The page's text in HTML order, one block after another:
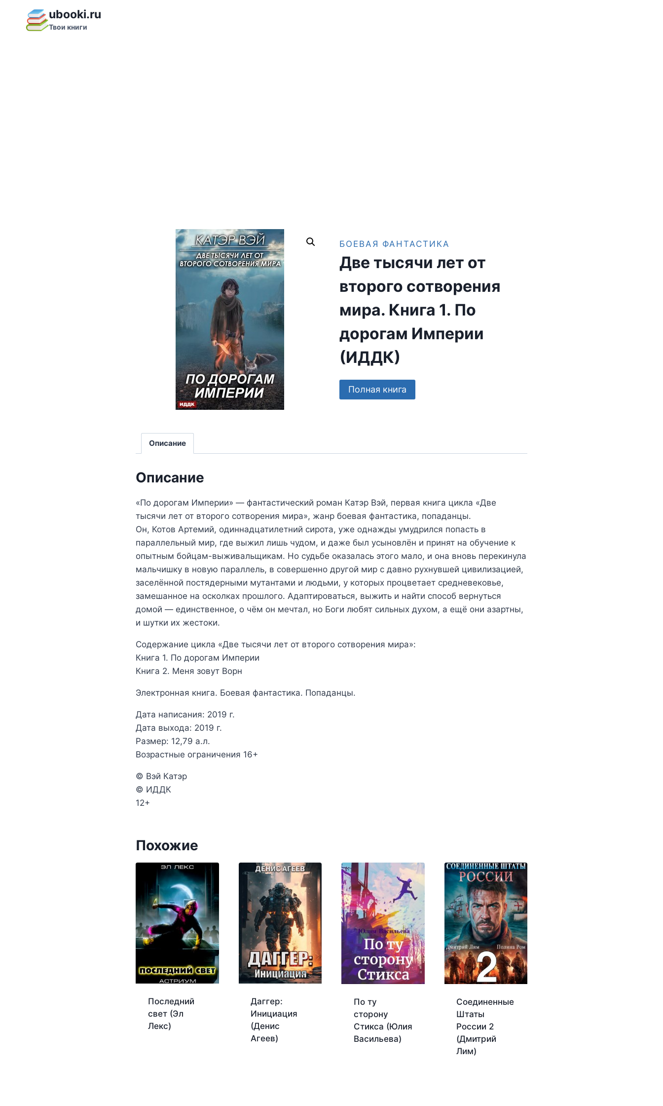
содержимому
ubooki.ru
Твои книги
БОЕВАЯ ФАНТАСТИКА
Две тысячи лет от
второго сотворения
мира. Книга 1. По
дорогам Империи
(ИДДК)
Полная книга
Описание
Описание
«По дорогам Империи» — фантастический роман Катэр Вэй, первая книга цикла «Две
тысячи лет от второго сотворения мира», жанр боевая фантастика, попаданцы.
Он, Котов Артемий, одиннадцатилетний сирота, уже однажды умудрился попасть в
параллельный мир, где выжил лишь чудом, и даже был усыновлён и принят на обучение к
опытным бойцам-выживальщикам. Но судьбе оказалась этого мало, и она вновь перекинула
мальчишку в новую параллель, в совершенно другой мир с давно рухнувшей цивилизацией,
заселённой постядерными мутантами и людьми, у которых процветает средневековье,
замешанное на осколках прошлого. Адаптироваться, выжить и найти способ вернуться
домой — единственное, о чём он мечтал, но Боги любят сильных духом, а ещё они азартны,
и шутки их жестоки.
Содержание цикла «Две тысячи лет от второго сотворения мира»:
Книга 1. По дорогам Империи
Книга 2. Меня зовут Ворн
Электронная книга. Боевая фантастика. Попаданцы.
Дата написания: 2019 г.
Дата выхода: 2019 г.
Размер: 12,79 а.л.
Возрастные ограничения 16+
© Вэй Катэр
© ИДДК
12+
Похожие
Последний
свет (Эл
Лекс)
Даггер:
Инициация
(Денис
Агеев)
По ту
сторону
Стикса (Юлия
Васильева)
Соединенные
Штаты
России 2
(Дмитрий
Лим)